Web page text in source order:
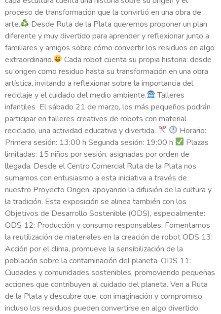
proceso de transformación que la convirtió en una obra de
arte.
Desde Ruta de la Plata queremos proponer un plan
diferente y muy divertido para aprender y reflexionar junto a
familiares y amigos sobre cómo convertir los residuos en algo
extraordinario.
Cada robot cuenta su propia historia: desde
su origen como residuo hasta su transformación en una obra
artística, invitando a reflexionar sobre la importancia del
reciclaje y el cuidado del medio ambiente.
Talleres
infantiles El sábado 21 de marzo, los más pequeños podrán
participar en talleres creativos de robots con material
reciclado, una actividad educativa y divertida.
Horario:
Primera sesión: 13:00 h Segunda sesión: 19:00 h
Plazas
limitadas: 15 niños por sesión, asignadas por orden de
llegada. Desde el Centro Comercial Ruta de la Plata nos
sumamos con entusiasmo a esta iniciativa a través de
nuestro Proyecto Origen, apoyando la difusión de la cultura y
la tradición. Esta exposición se alinea también con los
Objetivos de Desarrollo Sostenible (ODS), especialmente:
ODS 12: Producción y consumo responsables: Fomentamos
la reutilización de materiales en la creación de robot ODS 13:
Acción por el clima, promueve la sensibilización de la
población sobre la contaminación del planeta. ODS 11:
Ciudades y comunidades sostenibles, promoviendo pequeñas
acciones que contribuyen al cuidado del planeta. Ven a Ruta
de la Plata y descubre que, con imaginación y compromiso,
incluso los residuos pueden convertirse en algo divertido.